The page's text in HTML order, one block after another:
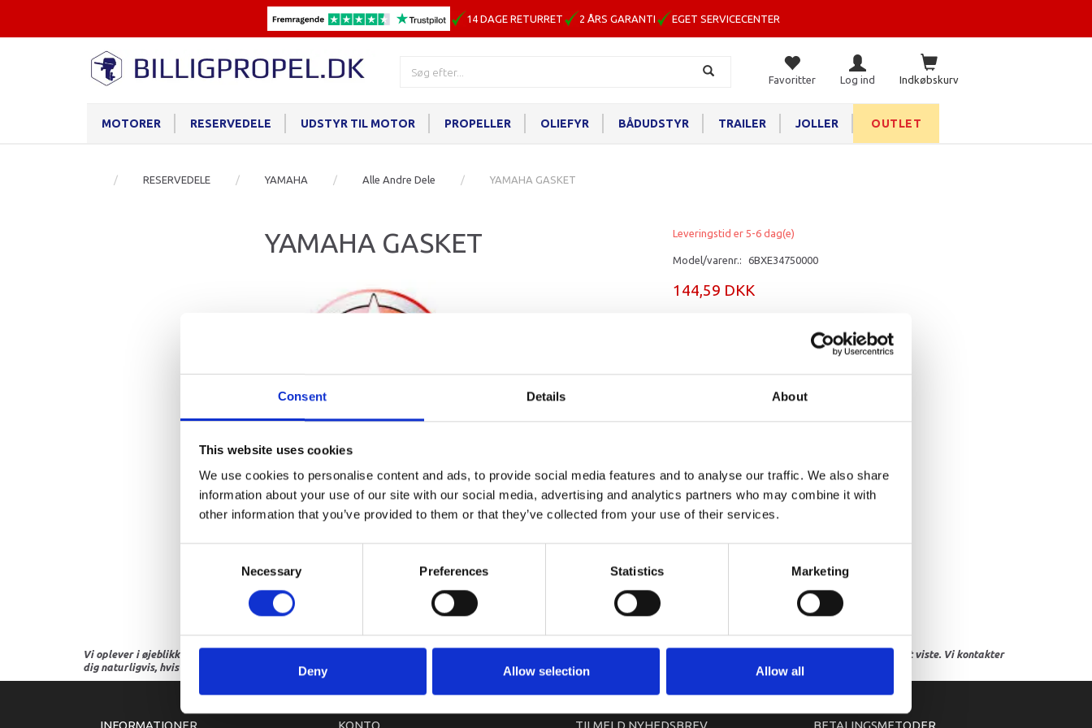
Consent Details About
This website uses cookies
We use cookies to personalise content and ads, to provide social media features and to analyse our traffic. We also share
information about your use of our site with our social media, advertising and analytics partners who may combine it with
other information that you’ve provided to them or that they’ve collected from your use of their services.
Necessary Preferences Statistics Marketing
Deny Allow selection Allow all
14 DAGE RETURRET 2 ÅRS GARANTI EGET SERVICECENTER
Indkøbskurv
Favoritter Log ind
MOTORER RESERVEDELE UDSTYR TIL MOTOR PROPELLER OLIEFYR BÅDUDSTYR TRAILER JOLLER OUTLET
RESERVEDELE YAMAHA Alle Andre Dele YAMAHA GASKET
YAMAHA GASKET Leveringstid er 5-6 dag(e)
Model/varenr.: 6BXE34750000
144,59 DKK
Vi oplever i øjeblikket store og hyppige prisændringer i markedet. Derfor kan der i enkelte tilfælde være produkter, som ikke kan leveres, eller hvor prisen afviger fra det viste. Vi kontakter
dig naturligvis, hvis dette er tilfældet.
INFORMATIONER KONTO TILMELD NYHEDSBREV BETALINGSMETODER